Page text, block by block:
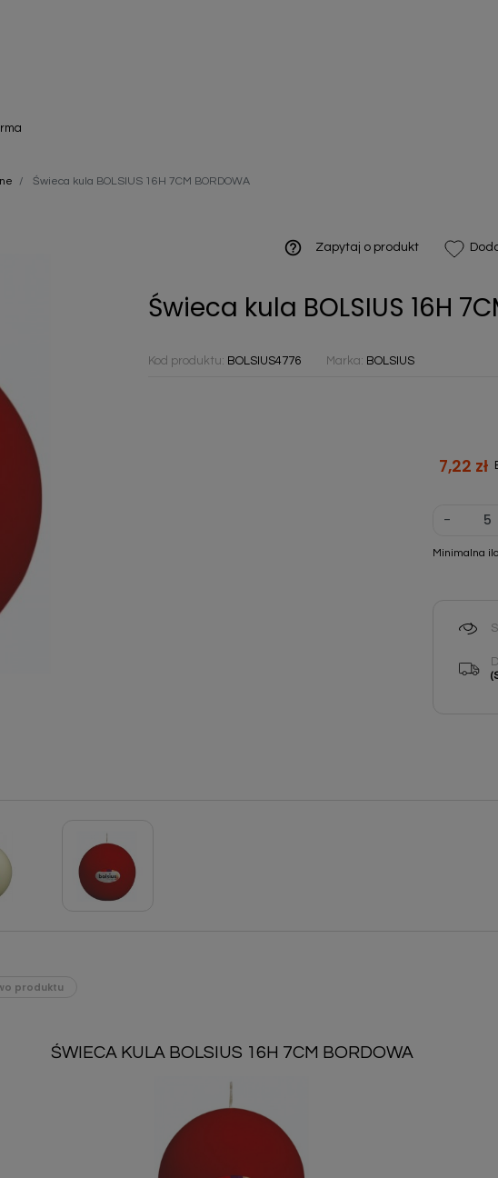
HigieniczneŚwieca kula BOLSIUS 16H 7CM BORDOWA
help_outline Zapytaj o produkt
Świeca kula BOLSIUS 16H
Kod produktu: BOLSIUS4776 Marka: BOLSIUS
7,22 zł
-
Minimalna
produktu
ŚWIECA KULA BOLSIUS 16H 7CM BORDOWA